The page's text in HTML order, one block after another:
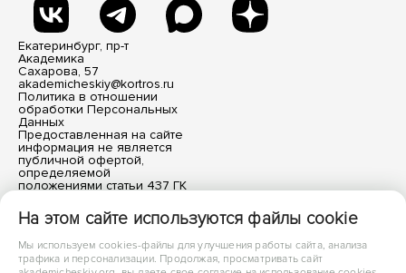
На этом сайте используются файлы cookie
Мы используем cookies-файлы для улучшения работы сайта, анализа
трафика и персонализации. Продолжая, просматривать сайт
Екатеринбург, пр-т
Академика
Сахарова, 57
akademicheskiy@kortros.ru
Политика в отношении
обработки Персональных
Данных
Предоставленная на сайте
информация не является
публичной офертой,
определяемой
положениями статьи 437 ГК
материалы носят
информационный характер.